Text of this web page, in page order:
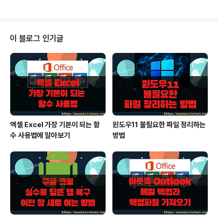
간혹 메일계정으로 페이스북에서 보낸 보안 메일이 옵니
다. 버튼을 클릭하면 비밀번호를 빼내기 위한 화면이 나타
날까봐 클릭하지 않습니다. 이런 메시지가 오면 페이스북
계정으로 접속해서 정말 메시지를 보냈는지 확인해야 합니
다. ▼ 페이스북 계정으로 접속한 후 오른쪽 상단에 화살
표 > 설정 메뉴를 클릭합니다. ▼ 설정 ..
이 블로그 인기글
엑셀 Excel 가장 기본이 되는 함
수 사용법에 알아보기
윈도우11 불필요한 파일 정리하는
방법